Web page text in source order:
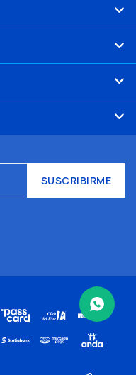
SUSCRIBIRME